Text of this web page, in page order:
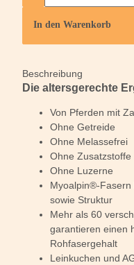
In den Warenkorb
Beschreibung
Die altersgerechte
Von Pferden mit
Ohne Getreide
Ohne Melassefrei
Ohne Zusatzstoffe
Ohne Luzerne
Myoalpin®-Fasern
sowie Struktur
Mehr als 60
garantieren einen
Rohfasergehalt
Leinkuchen und